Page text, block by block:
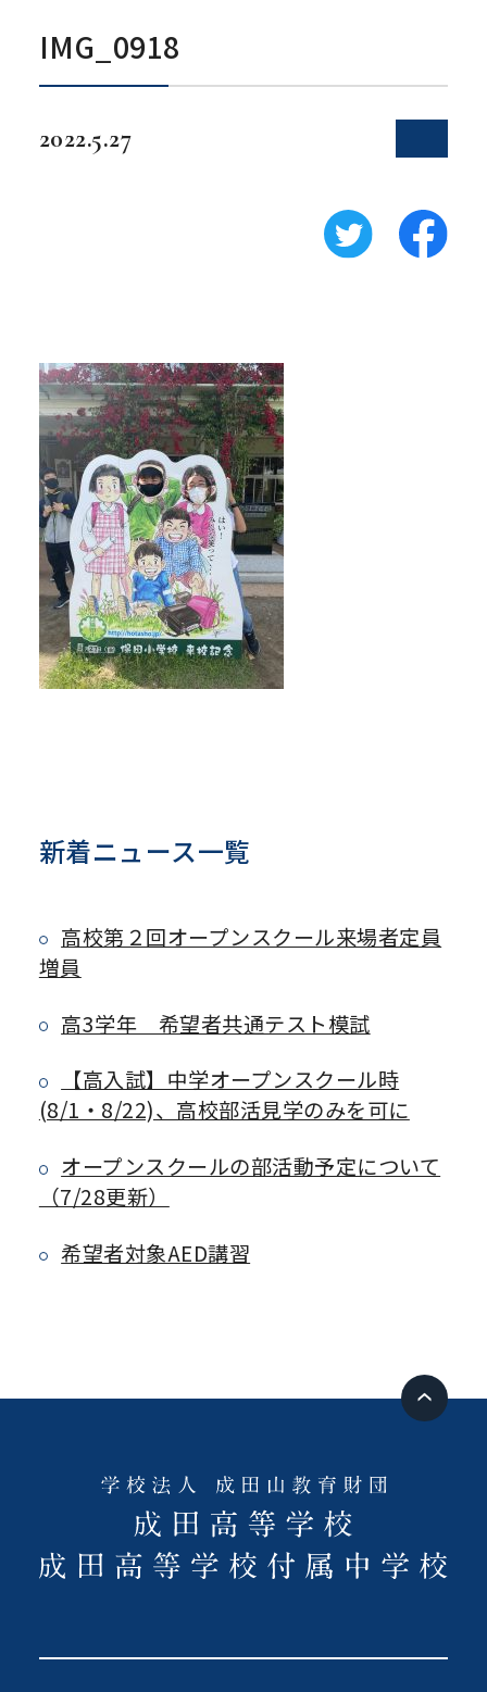
IMG_0918
2022.5.27
新着ニュース一覧
高校第２回オープンスクール来場者定員
増員
高3学年 希望者共通テスト模試
【高入試】中学オープンスクール時
(8/1・8/22)、高校部活見学のみを可に
オープンスクールの部活動予定について
（7/28更新）
希望者対象AED講習